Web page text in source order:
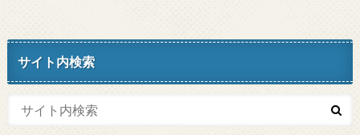
サイト内検索